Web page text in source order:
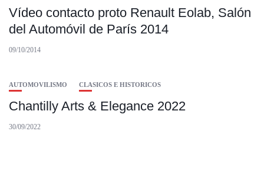
Vídeo contacto proto Renault Eolab, Salón
del Automóvil de París 2014
09/10/2014
AUTOMOVILISMO CLASICOS E HISTORICOS
Chantilly Arts & Elegance 2022
30/09/2022